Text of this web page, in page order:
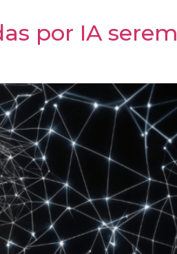
por IA serem